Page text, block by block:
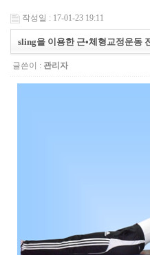
작성일 : 17-01-23 19:11
sling을 이용한 근•체형교정운동
글쓴이 : 관리자